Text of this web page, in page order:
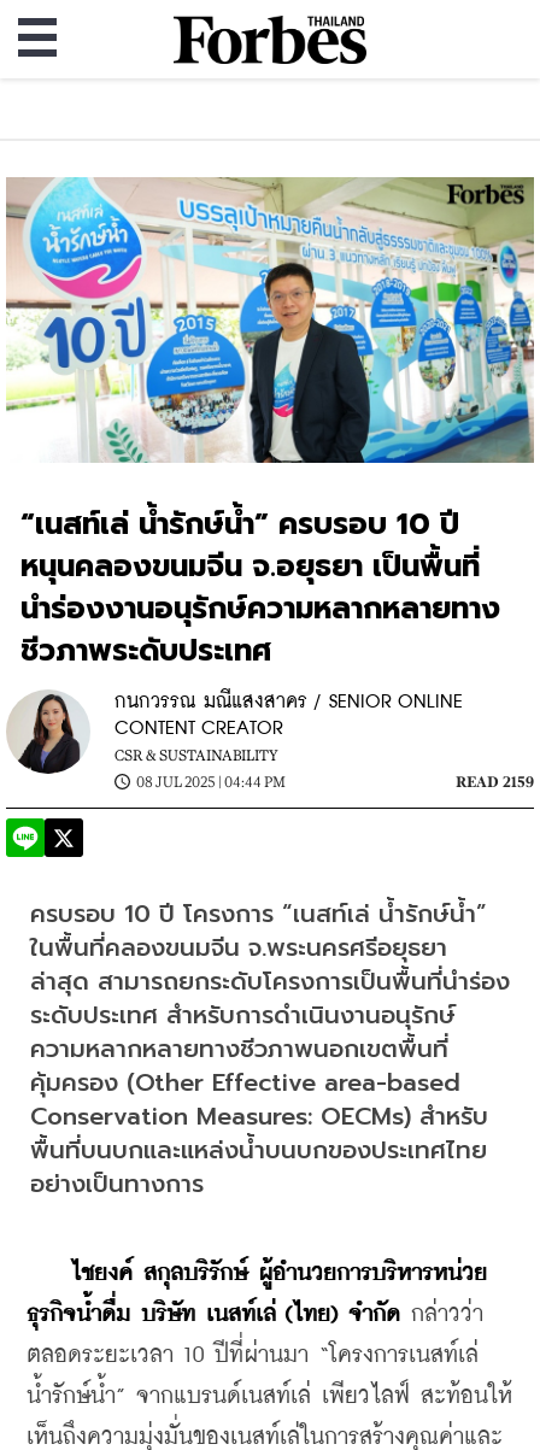
“เนสท์เล่ น้ำรักษ์น้ำ” ครบรอบ 10 ปี
หนุนคลองขนมจีน จ.อยุธยา เป็นพื้นที่
นำร่องงานอนุรักษ์ความหลากหลายทาง
ชีวภาพระดับประเทศ
กนกวรรณ มณีแสงสาคร / SENIOR ONLINE
CONTENT CREATOR
CSR & SUSTAINABILITY
08 JUL 2025 | 04:44 PM
READ 2159
​ครบรอบ 10 ปี โครงการ “เนสท์เล่ น้ำรักษ์น้ำ”
ในพื้นที่คลองขนมจีน จ.พระนครศรีอยุธยา
ล่าสุด สามารถยกระดับโครงการเป็นพื้นที่นำร่อง
ระดับประเทศ สำหรับการดำเนินงานอนุรักษ์
ความหลากหลายทางชีวภาพนอกเขตพื้นที่
คุ้มครอง (Other Effective area-based
Conservation Measures: OECMs) สำหรับ
พื้นที่บนบกและแหล่งน้ำบนบกของประเทศไทย
อย่างเป็นทางการ
ไชยงค์ สกุลบริรักษ์ ผู้อำนวยการบริหารหน่วย
ธุรกิจน้ำดื่ม บริษัท เนสท์เล่ (ไทย) จำกัด กล่าวว่า
ตลอดระยะเวลา 10 ปีที่ผ่านมา “โครงการเนสท์เล่
น้ำรักษ์น้ำ” จากแบรนด์เนสท์เล่ เพียวไลฟ์ สะท้อนให้
เห็นถึงความมุ่งมั่นของเนสท์เล่ในการสร้างคุณค่าและ